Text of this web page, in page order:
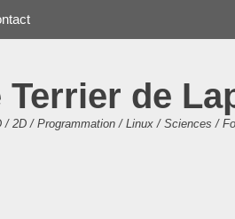
Terrier de
/ 2D / Programmation / Linux / Sciences /